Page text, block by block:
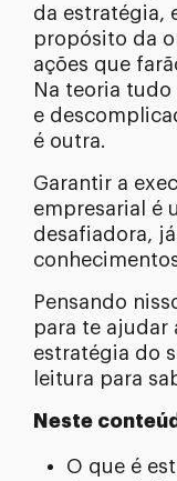
da estratégia,
propósito da
ações que
Na teoria
e
é outra.
Garantir a
empresarial é
desafiadora,
Pensando
para te ajudar
estratégia do
leitura para
Neste
O que é